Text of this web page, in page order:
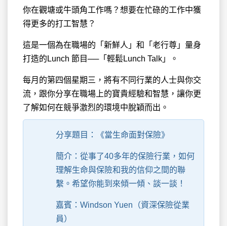
你在觀塘或牛頭角工作嗎？想要在忙碌的工作中獲
得更多的打工智慧？
這是一個為在職場的「新鮮人」和「老行尊」量身
打造的Lunch 節目──「輕鬆Lunch Talk」。
每月的第四個星期三，將有不同行業的人士與你交
流，跟你分享在職場上的寶貴經驗和智慧，讓你更
了解如何在競爭激烈的環境中脫穎而出。
分享題目：《當生命面對保險》
簡介：從事了40多年的保險行業，如何
理解生命與保險和我的信仰之間的聯
繫。希望你能到來傾一傾、談一談！
嘉賓：Windson Yuen（資深保險從業
員）